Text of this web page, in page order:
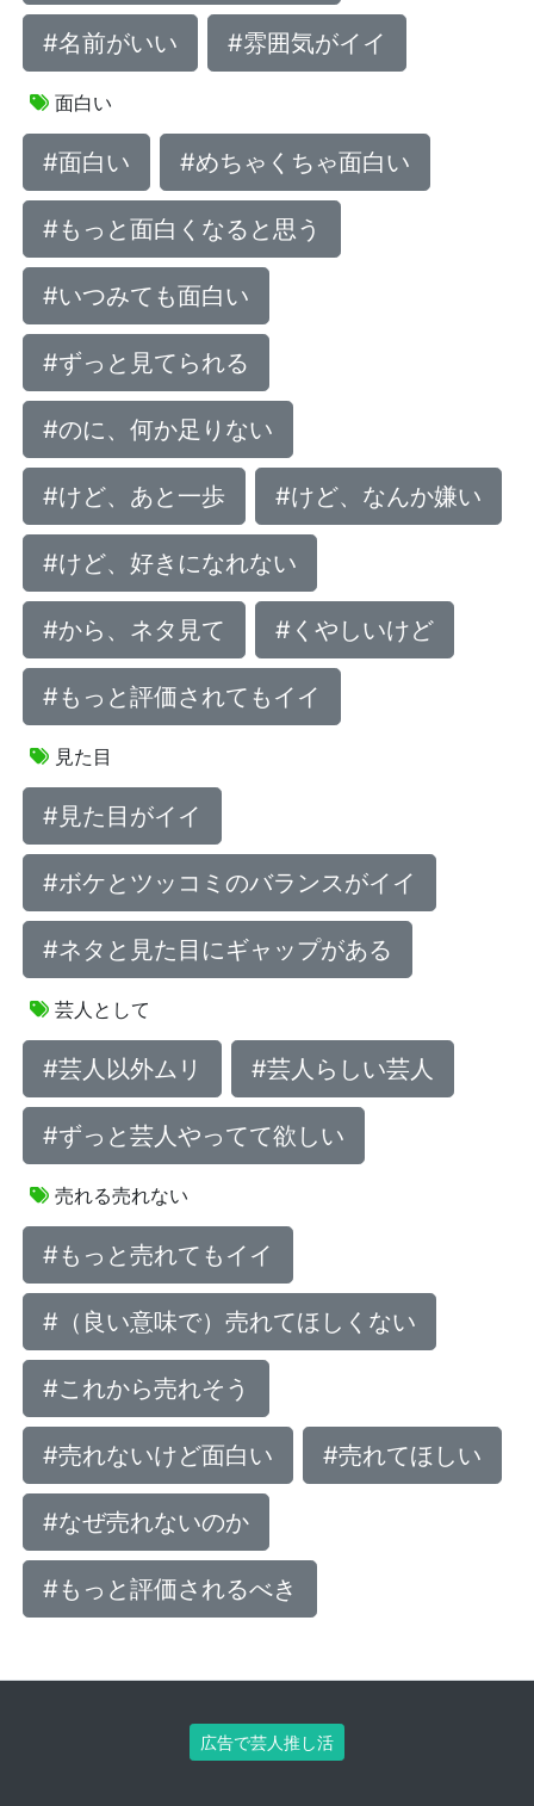
#名前がいい #雰囲気がイイ
面白い
#面白い #めちゃくちゃ面白い
#もっと面白くなると思う
#いつみても面白い
#ずっと見てられる
#のに、何か足りない
#けど、あと一歩 #けど、なんか嫌い
#けど、好きになれない
#から、ネタ見て #くやしいけど
#もっと評価されてもイイ
見た目
#見た目がイイ
#ボケとツッコミのバランスがイイ
#ネタと見た目にギャップがある
芸人として
#芸人以外ムリ #芸人らしい芸人
#ずっと芸人やってて欲しい
売れる売れない
#もっと売れてもイイ
#（良い意味で）売れてほしくない
#これから売れそう
#売れないけど面白い #売れてほしい
#なぜ売れないのか
#もっと評価されるべき
広告で芸人推し活